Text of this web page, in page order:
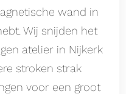
wand in
Wij snijden het
atelier in Nijkerk
stroken strak
voor een groot